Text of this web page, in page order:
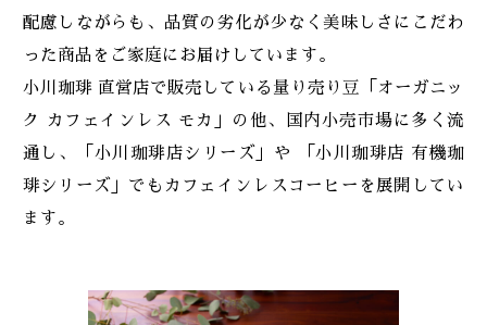
配慮しながらも、品質の劣化が少なく美味しさにこだわ
った商品をご家庭にお届けしています。
小川珈琲 直営店で販売している量り売り豆「オーガニッ
ク カフェインレス モカ」の他、国内小売市場に多く流
通し、「小川珈琲店シリーズ」や 「小川珈琲店 有機珈
琲シリーズ」でもカフェインレスコーヒーを展開してい
ます。